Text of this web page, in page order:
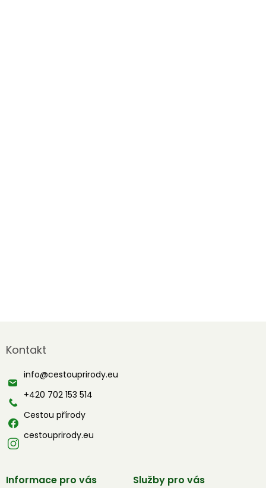
p
t
Kontakt
info@cestouprirody.eu
+420 702 153 514
Cestou přírody
cestouprirody.eu
Informace pro vás Služby pro vás